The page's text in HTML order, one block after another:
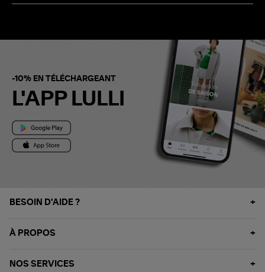
-10% EN TÉLÉCHARGEANT
L'APP LULLI
BESOIN D'AIDE ?
À PROPOS
NOS SERVICES